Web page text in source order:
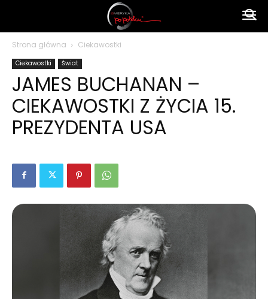
polsku
Strona główna Ciekawostki
Ciekawostki Świat
JAMES BUCHANAN –
CIEKAWOSTKI Z ŻYCIA 15.
PREZYDENTA USA